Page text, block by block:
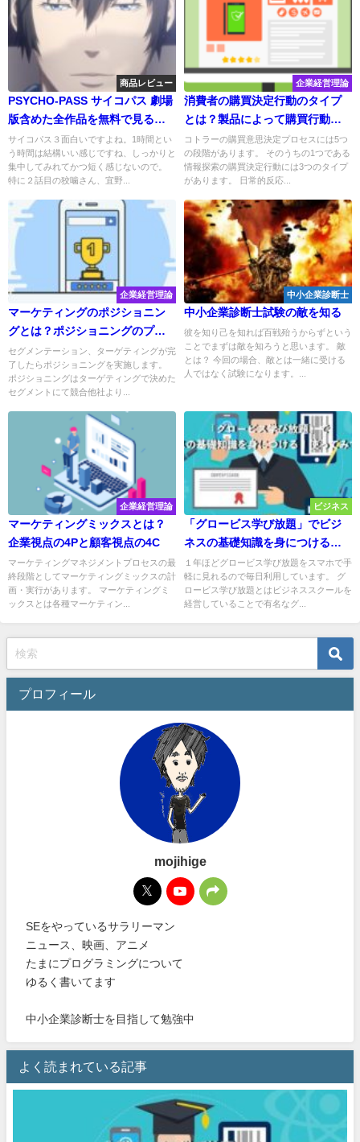
商品レビュー
PSYCHO-PASS サイコパス 劇場
版含めた全作品を無料で見る方
法 FOD
サイコパス３面白いですよね。1時間とい
う時間は結構いい感じですね、しっかりと
集中してみれてかつ短く感じないので。
特に２話目の狡噛さん、宜野...
企業経営理論
消費者の購買決定行動のタイプ
とは？製品によって購買行動は
変わる
コトラーの購買意思決定プロセスには5つ
の段階があります。 そのうちの1つである
情報探索の購買決定行動には3つのタイプ
があります。 日常的反応...
企業経営理論
マーケティングのポジショニン
グとは？ポジショニングのプロ
セスとポジショニングマップ
セグメンテーション、ターゲティングが完
了したらポジショニングを実施します。
ポジショニングはターゲティングで決めた
セグメントにて競合他社より...
中小企業診断士
中小企業診断士試験の敵を知る
彼を知り己を知れば百戦殆うからずという
ことでまずは敵を知ろうと思います。 敵
とは？ 今回の場合、敵とは一緒に受ける
人ではなく試験になります。...
企業経営理論
マーケティングミックスとは？
企業視点の4Pと顧客視点の4C
マーケティングマネジメントプロセスの最
終段階としてマーケティングミックスの計
画・実行があります。 マーケティングミ
ックスとは各種マーケティン...
ビジネス
「グロービス学び放題」でビジ
ネスの基礎知識を身につける！
使ってみての感想
１年ほどグロービス学び放題をスマホで手
軽に見れるので毎日利用しています。 グ
ロービス学び放題とはビジネススクールを
経営していることで有名なグ...
プロフィール
mojihige
SEをやっているサラリーマン
ニュース、映画、アニメ
たまにプログラミングについて
ゆるく書いてます
中小企業診断士を目指して勉強中
よく読まれている記事